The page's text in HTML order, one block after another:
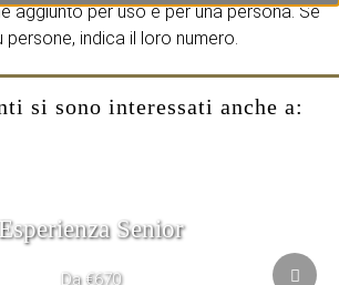
aggiunto per uso e per una persona. Se
persone, indica il loro numero.
si sono interessati anche a:
Esperienza Senior
Da €670